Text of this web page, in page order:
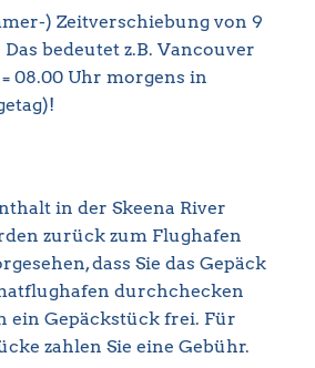
) Zeitverschiebung von 9
bedeutet z.B. Vancouver
08.00 Uhr morgens in
in der Skeena River
zurück zum Flughafen
dass Sie das Gepäck
durchchecken
ein Gepäckstück frei. Für
zahlen Sie eine Gebühr.